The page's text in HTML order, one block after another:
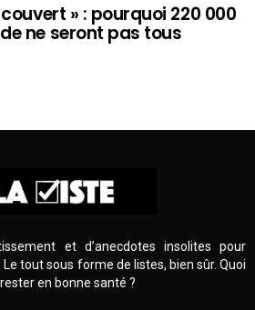
» : pourquoi 220 000
ne seront pas tous
et d’anecdotes insolites pour
tout sous forme de listes, bien sûr. Quoi
en bonne santé ?